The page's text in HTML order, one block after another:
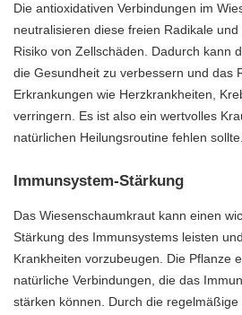
Die antioxidativen Verbindungen im
neutralisieren diese freien Radikale
Risiko von Zellschäden. Dadurch kann
die Gesundheit zu verbessern und das
Erkrankungen wie Herzkrankheiten,
verringern. Es ist also ein wertvolles
natürlichen Heilungsroutine fehlen sollte.
Immunsystem-Stärkung
Das Wiesenschaumkraut kann einen
Stärkung des Immunsystems leisten
Krankheiten vorzubeugen. Die Pflanze
natürliche Verbindungen, die das
stärken können. Durch die